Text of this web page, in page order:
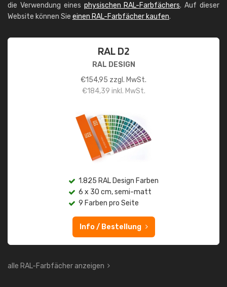
die Verwendung eines physischen RAL-Farbfächers. Auf dieser
Website können Sie einen RAL-Farbfächer kaufen.
RAL D2
RAL DESIGN
€154,95 zzgl. MwSt.
€184,39 inkl. MwSt.
1.825 RAL Design Farben
6 x 30 cm, semi-matt
9 Farben pro Seite
Info / Bestellung
alle RAL-Farbfächer anzeigen